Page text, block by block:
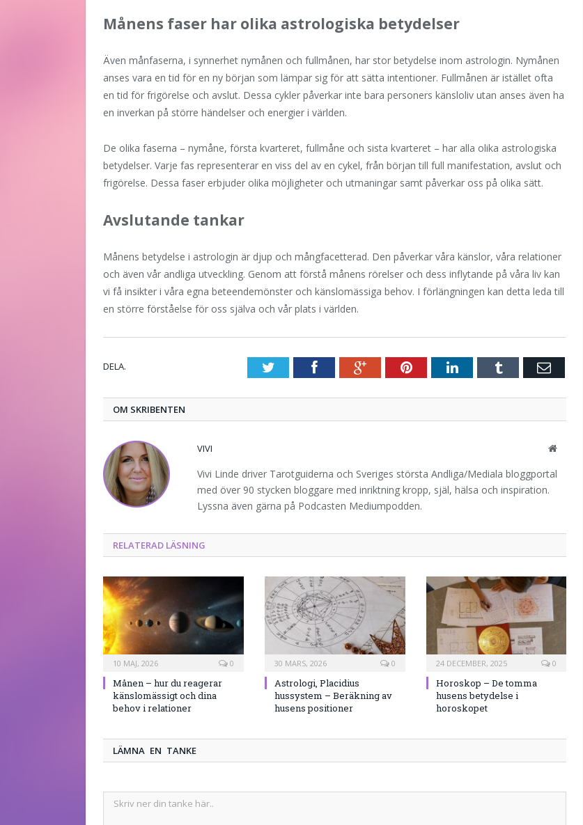
Månens faser har olika astrologiska betydelser
Även månfaserna, i synnerhet nymånen och fullmånen, har stor betydelse inom astrologin. Nymånen
anses vara en tid för en ny början som lämpar sig för att sätta intentioner. Fullmånen är istället ofta
en tid för frigörelse och avslut. Dessa cykler påverkar inte bara personers känsloliv utan anses även ha
en inverkan på större händelser och energier i världen.
De olika faserna – nymåne, första kvarteret, fullmåne och sista kvarteret – har alla olika astrologiska
betydelser. Varje fas representerar en viss del av en cykel, från början till full manifestation, avslut och
frigörelse. Dessa faser erbjuder olika möjligheter och utmaningar samt påverkar oss på olika sätt.
Avslutande tankar
Månens betydelse i astrologin är djup och mångfacetterad. Den påverkar våra känslor, våra relationer
och även vår andliga utveckling. Genom att förstå månens rörelser och dess inflytande på våra liv kan
vi få insikter i våra egna beteendemönster och känslomässiga behov. I förlängningen kan detta leda till
en större förståelse för oss själva och vår plats i världen.
DELA. TwitterFacebookGoogle+PinterestLinkedInTumblr E-
OM SKRIBENTEN
VIVI Website
Vivi Linde driver Tarotguiderna och Sveriges största Andliga/Mediala bloggportal
med över 90 stycken bloggare med inriktning kropp, själ, hälsa och inspiration.
Lyssna även gärna på Podcasten Mediumpodden.
RELATERAD LÄSNING
10 MAJ, 2026 0
Månen – hur du reagerar
känslomässigt och dina
behov i relationer
30 MARS, 2026 0
Astrologi, Placidius
hussystem – Beräkning av
husens positioner
24 DECEMBER, 2025 0
Horoskop – De tomma
husens betydelse i
horoskopet
LÄMNA EN TANKE